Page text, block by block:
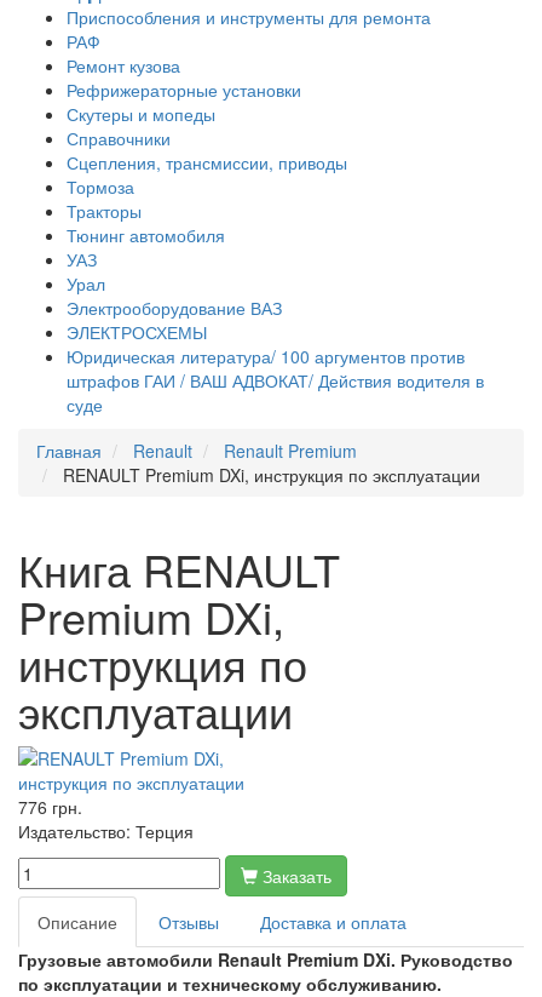
Приспособления и инструменты для ремонта
РАФ
Ремонт кузова
Рефрижераторные установки
Скутеры и мопеды
Справочники
Сцепления, трансмиссии, приводы
Тормоза
Тракторы
Тюнинг автомобиля
УАЗ
Урал
Электрооборудование ВАЗ
ЭЛЕКТРОСХЕМЫ
Юридическая литература/ 100 аргументов против
штрафов ГАИ / ВАШ АДВОКАТ/ Действия водителя в
суде
Главная
Renault
Renault Premium
RENAULT Premium DXi, инструкция по эксплуатации
Книга RENAULT
Premium DXi,
инструкция по
эксплуатации
776 грн.
Издательство: Терция
Заказать
Описание
Отзывы
Доставка и оплата
Грузовые автомобили Renault Premium DXi. Руководство
по эксплуатации и техническому обслуживанию.